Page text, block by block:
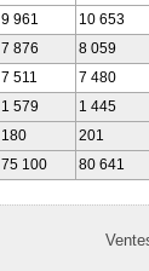
9 961 10 653
7 876 8 059
7 511 7 480
1 579 1 445
180 201
75 100 80 641